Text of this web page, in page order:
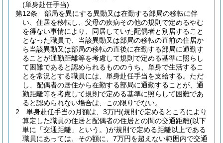
(単身赴任手当)
第12条
部局を異にする異動又は在勤する部局の移転に伴
い、住居を移転し、父母の疾病その他の規則で定めるやむ
を得ない事情により、同居していた配偶者と別居すること
となった職員で、当該異動又は部局の移転の直前の住居か
ら当該異動又は部局の移転の直後に在勤する部局に通勤す
ることが通勤距離等を考慮して規則で定める基準に照らし
て困難であると認められるもののうち、単身で生活するこ
とを常況とする職員には、単身赴任手当を支給する。 ただ
し、配偶者の居住から在勤する部局に通勤することが、通
勤距離等を考慮して規則で定める基準に照らして困難であ
ると認められない場合は、この限りでない。
2
単身赴任手当の月額は、3万円(規則で定めるところにより
算定した職員の住居と配偶者の住居との間の交通距離(以下
単に「交通距離」という。)が規則で定める距離以上である
職員にあっては、その額に、7万円を超えない範囲内で交通